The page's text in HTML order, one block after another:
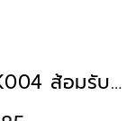
FK004 ส้อมรับประทานอาหาร